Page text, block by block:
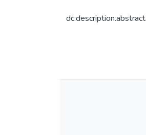
dc.description.abstract